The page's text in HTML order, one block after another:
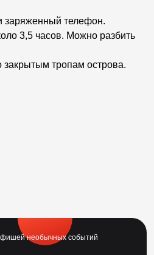
заряженный телефон.
3,5 часов. Можно разбить
тропам острова.
необычных событий